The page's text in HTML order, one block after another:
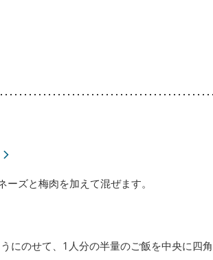
ズと梅肉を加えて混ぜます。
にのせて、1人分の半量のご飯を中央に四角